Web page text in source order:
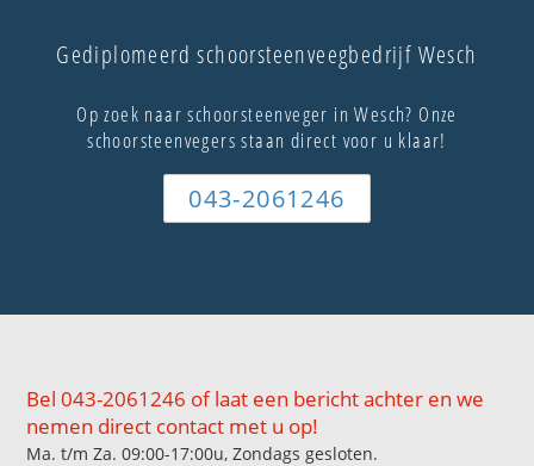
Gediplomeerd schoorsteenveegbedrijf Wesch
Op zoek naar schoorsteenveger in Wesch? Onze
schoorsteenvegers staan direct voor u klaar!
043-2061246
Bel 043-2061246 of laat een bericht achter en we
nemen direct contact met u op!
Ma. t/m Za. 09:00-17:00u, Zondags gesloten.